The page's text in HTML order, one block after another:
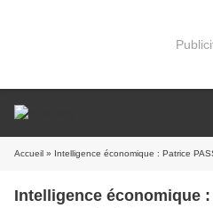
Accueil » Intelligence économique : Patrice PASSY plaide pour une doctrine
Intelligence économique